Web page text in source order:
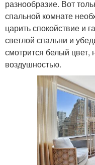
разнообразие. Вот
спальной комнате
царить спокойствие и
светлой спальни и
смотрится белый цвет,
воздушностью.